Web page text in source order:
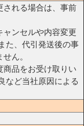
される場合は、事前
ンセルや内容変更
た、代引発送後の事
ん。
品をお受け取りい
など当社原因による